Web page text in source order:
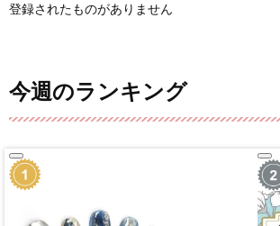
登録されたものがありません
今週のランキング